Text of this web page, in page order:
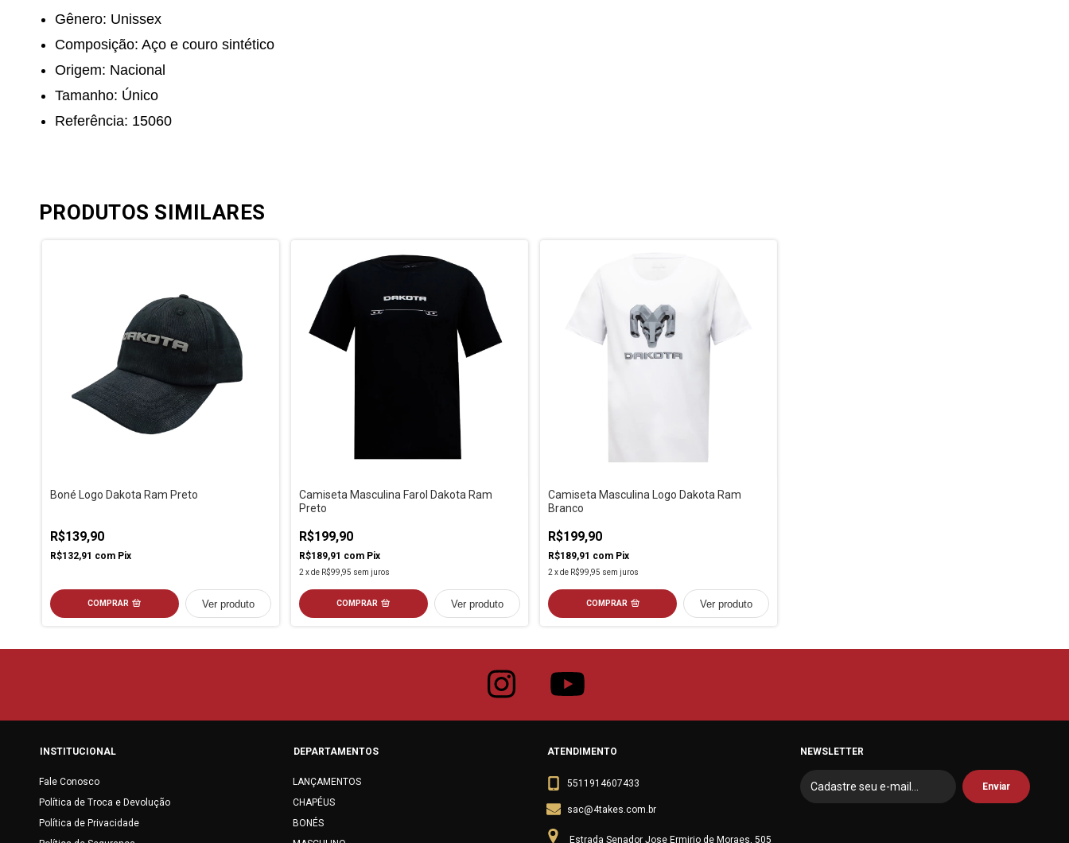
Gênero: Unissex
Composição: Aço e couro sintético
Origem: Nacional
Tamanho: Único
Referência: 15060
PRODUTOS SIMILARES
Boné Logo Dakota Ram Preto
R$139,90
R$132,91 com Pix
COMPRAR Ver produto
Camiseta Masculina Farol Dakota Ram
Preto
R$199,90
R$189,91 com Pix
2xde R$99,95 sem juros
COMPRAR Ver produto
Camiseta Masculina Logo Dakota Ram
Branco
R$199,90
R$189,91 com Pix
2xde R$99,95 sem juros
COMPRAR Ver produto
INSTITUCIONAL
Fale Conosco
Política de Troca e Devolução
Política de Privacidade
DEPARTAMENTOS
LANÇAMENTOS
CHAPÉUS
BONÉS
ATENDIMENTO
5511914607433
sac@4takes.com.br
Estrada Senador Jose Ermirio de Moraes, 505
NEWSLETTER